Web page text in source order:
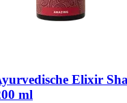
Elixir
ml